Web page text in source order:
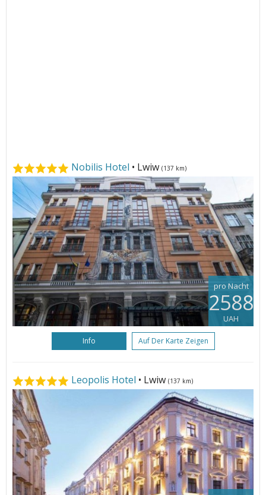
Nobilis Hotel • Lwiw (137 km)
pro Nacht
2588
UAH
Info Auf Der Karte Zeigen
Leopolis Hotel • Lwiw (137 km)